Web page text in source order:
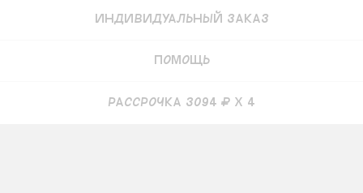
Индивидуальный заказ
Помощь
рассрочка 3094 ₽ x 4